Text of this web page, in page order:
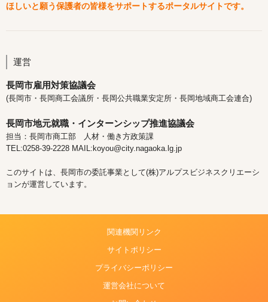
ほしいと願う保護者の皆様をサポートするポータルサイトです。
運営
長岡市雇用対策協議会
(長岡市・長岡商工会議所・長岡公共職業安定所・長岡地域商工会連合)
長岡市地元就職・インターンシップ推進協議会
担当：長岡市商工部 人材・働き方政策課
TEL:0258-39-2228 MAIL:koyou@city.nagaoka.lg.jp
このサイトは、長岡市の委託事業として(株)アルプスビジネスクリエーシ
ョンが運営しています。
関連機関リンク
サイトポリシー
プライバシーポリシー
運営会社について